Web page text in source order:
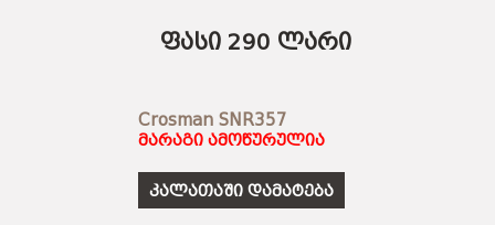
ფასი 290 ლარი
Crosman SNR357
მარაგი ამოწურულია
კალათაში დამატება